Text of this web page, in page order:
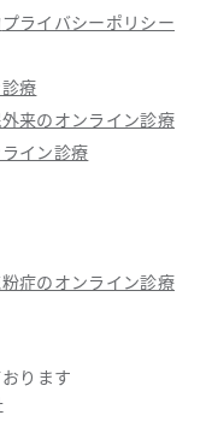
プライバシーポリシー
療
来のオンライン診療
イン診療
症のオンライン診療
ります